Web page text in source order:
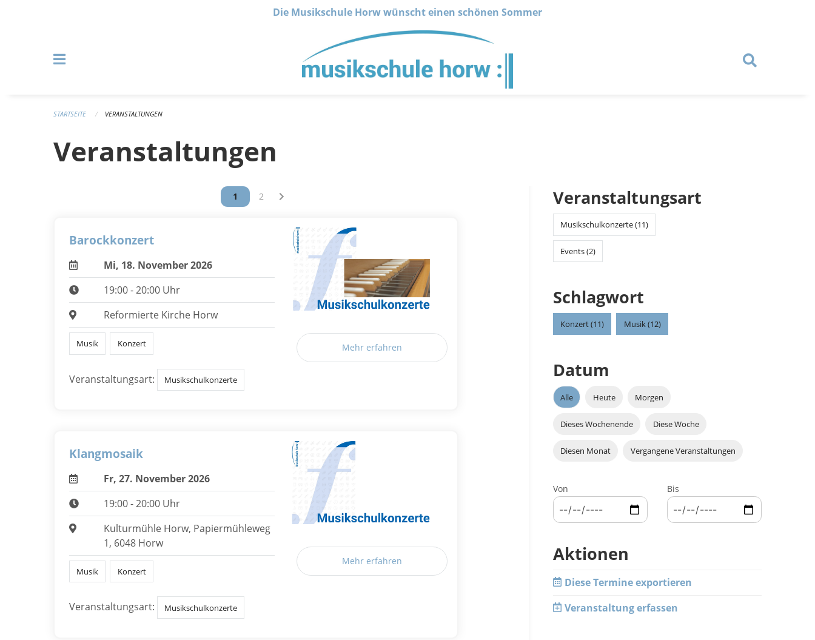
Die Musikschule Horw wünscht einen schönen Sommer
STARTSEITE VERANSTALTUNGEN
Veranstaltungen
Vous êtes sur la page
1 Vous êtes sur la page
2
Barockkonzert
Mi, 18. November 2026
19:00 - 20:00 Uhr
Reformierte Kirche Horw
Musik Konzert
Veranstaltungsart: Musikschulkonzerte
Mehr erfahren
Klangmosaik
Fr, 27. November 2026
19:00 - 20:00 Uhr
Kulturmühle Horw, Papiermühleweg
1, 6048 Horw
Musik Konzert
Veranstaltungsart: Musikschulkonzerte
Mehr erfahren
Veranstaltungsart
Musikschulkonzerte (11)
Events (2)
Schlagwort
Konzert (11) Musik (12)
Datum
Alle Heute Morgen
Dieses Wochenende Diese Woche
Diesen Monat Vergangene Veranstaltungen
Von Bis
Aktionen
Diese Termine exportieren
Veranstaltung erfassen